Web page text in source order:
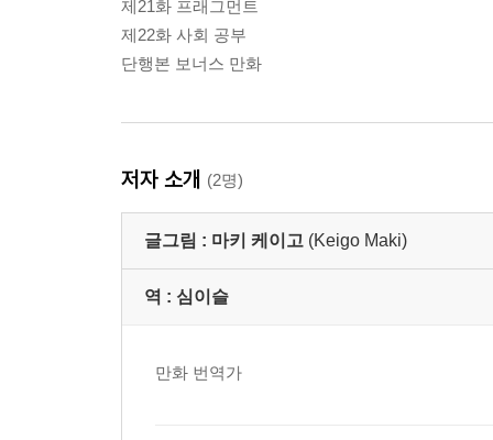
제21화 프래그먼트
제22화 사회 공부
단행본 보너스 만화
저자 소개 (2명)
글그림 : 마키 케이고 (Keigo Maki)
역 : 심이슬
만화 번역가